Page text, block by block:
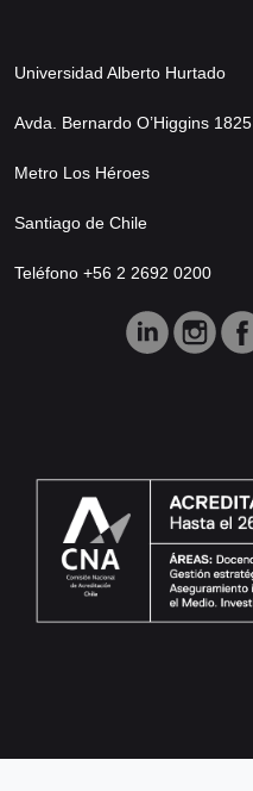
Universidad Alberto Hurtado
Avda. Bernardo O’Higgins 1825
Metro Los Héroes
Santiago de Chile
Teléfono +56 2 2692 0200